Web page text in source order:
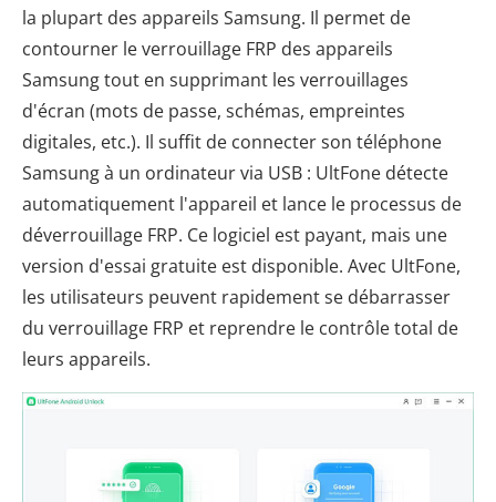
la plupart des appareils Samsung. Il permet de
contourner le verrouillage FRP des appareils
Samsung tout en supprimant les verrouillages
d'écran (mots de passe, schémas, empreintes
digitales, etc.). Il suffit de connecter son téléphone
Samsung à un ordinateur via USB : UltFone détecte
automatiquement l'appareil et lance le processus de
déverrouillage FRP. Ce logiciel est payant, mais une
version d'essai gratuite est disponible. Avec UltFone,
les utilisateurs peuvent rapidement se débarrasser
du verrouillage FRP et reprendre le contrôle total de
leurs appareils.